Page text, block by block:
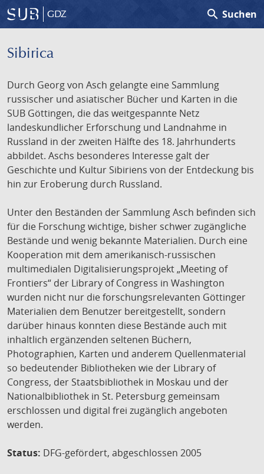
GDZ search Suchen
Sibirica
Durch Georg von Asch gelangte eine Sammlung
russischer und asiatischer Bücher und Karten in die
SUB Göttingen, die das weitgespannte Netz
landeskundlicher Erforschung und Landnahme in
Russland in der zweiten Hälfte des 18. Jahrhunderts
abbildet. Aschs besonderes Interesse galt der
Geschichte und Kultur Sibiriens von der Entdeckung bis
hin zur Eroberung durch Russland.
Unter den Beständen der Sammlung Asch befinden sich
für die Forschung wichtige, bisher schwer zugängliche
Bestände und wenig bekannte Materialien. Durch eine
Kooperation mit dem amerikanisch-russischen
multimedialen Digitalisierungsprojekt „Meeting of
Frontiers“ der Library of Congress in Washington
wurden nicht nur die forschungsrelevanten Göttinger
Materialien dem Benutzer bereitgestellt, sondern
darüber hinaus konnten diese Bestände auch mit
inhaltlich ergänzenden seltenen Büchern,
Photographien, Karten und anderem Quellenmaterial
so bedeutender Bibliotheken wie der Library of
Congress, der Staatsbibliothek in Moskau und der
Nationalbibliothek in St. Petersburg gemeinsam
erschlossen und digital frei zugänglich angeboten
werden.
Status: DFG-gefördert, abgeschlossen 2005